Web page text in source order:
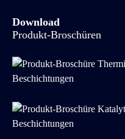
Download
Produkt-Broschüren
Beschichtungen
Beschichtungen